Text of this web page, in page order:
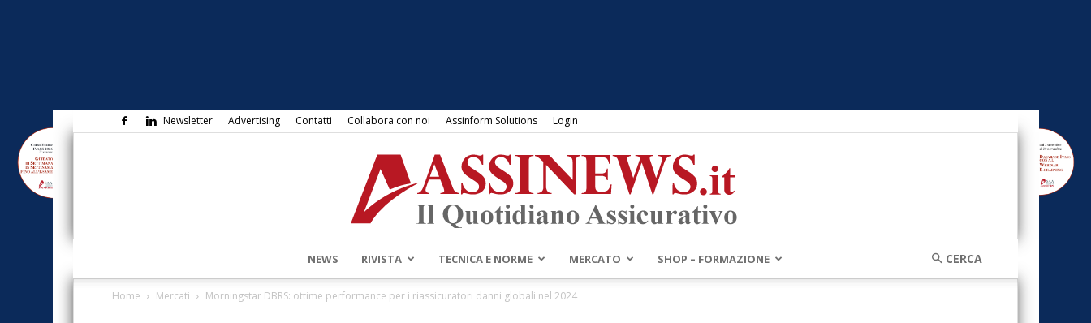
Newsletter Advertising Contatti Collabora con noi Assinform Solutions Login
Assinews.it
NEWS RIVISTA TECNICA E NORME MERCATO SHOP – FORMAZIONE
Home Mercati Morningstar DBRS: ottime performance per i riassicuratori danni globali nel 2024